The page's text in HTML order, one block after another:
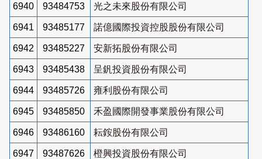
6940 93484753 光之未來股份有限公司
6941 93485177 諾億國際投資控股股份有限公司
6942 93485227 安新拓股份有限公司
6943 93485438 呈釩投資股份有限公司
6944 93485726 雍利股份有限公司
6945 93485850 禾盈國際開發事業股份有限公司
6946 93486160 耘銨股份有限公司
6947 93487626 橙興投資股份有限公司